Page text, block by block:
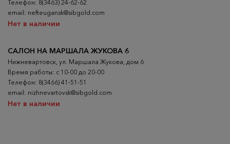
Телефон: 8(3463) 24-62-62
email: nefteugansk@sibgold.com
Нет в наличии
САЛОН НА МАРШАЛА ЖУКОВА 6
Нижневартовск, ул. Маршала Жукова, дом 6
Время работы: с 10-00 до 20-00
Телефон: 8(3466) 41-51-51
email: nizhnevartovsk@sibgold.com
Нет в наличии